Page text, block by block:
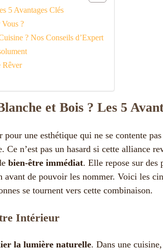
5 Avantages Clés
?
? Nos Conseils d’Expert
Rêver
et Bois ? Les 5
pour une esthétique qui ne se contente
n’est pas un hasard si cette alliance
bien-être immédiat. Elle repose sur des
avant de pouvoir les nommer. Voici les
se tournent vers cette combinaison.
Intérieur
la lumière naturelle. Dans une